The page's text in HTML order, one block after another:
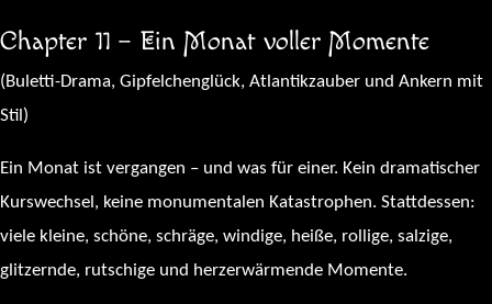
Chapter 11 – Ein Monat voller Momente
(Buletti-Drama, Gipfelchenglück, Atlantikzauber und Ankern mit
Stil)
Ein Monat ist vergangen – und was für einer. Kein dramatischer
Kurswechsel, keine monumentalen Katastrophen. Stattdessen:
viele kleine, schöne, schräge, windige, heiße, rollige, salzige,
glitzernde, rutschige und herzerwärmende Momente.